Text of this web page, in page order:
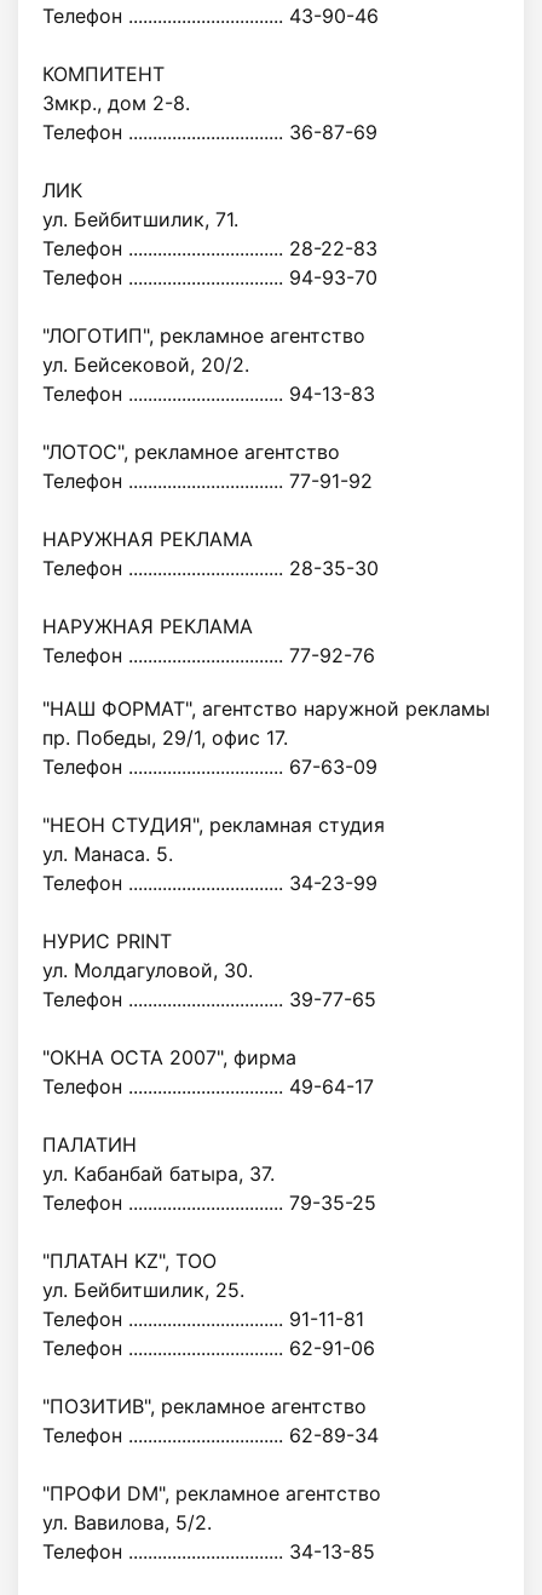
Телефон ................................ 43-90-46
КОМПИТЕНТ
Змкр., дом 2-8.
Телефон ................................ 36-87-69
ЛИК
ул. Бейбитшилик, 71.
Телефон ................................ 28-22-83
Телефон ................................ 94-93-70
"ЛОГОТИП", рекламное агентство
ул. Бейсековой, 20/2.
Телефон ................................ 94-13-83
"ЛОТОС", рекламное агентство
Телефон ................................ 77-91-92
НАРУЖНАЯ РЕКЛАМА
Телефон ................................ 28-35-30
НАРУЖНАЯ РЕКЛАМА
Телефон ................................ 77-92-76
"НАШ ФОРМАТ", агентство наружной рекламы
пр. Победы, 29/1, офис 17.
Телефон ................................ 67-63-09
"НЕОН СТУДИЯ", рекламная студия
ул. Манаса. 5.
Телефон ................................ 34-23-99
НУРИС PRINT
ул. Молдагуловой, 30.
Телефон ................................ 39-77-65
"ОКНА ОСТА 2007", фирма
Телефон ................................ 49-64-17
ПАЛАТИН
ул. Кабанбай батыра, 37.
Телефон ................................ 79-35-25
"ПЛАТАН KZ", ТОО
ул. Бейбитшилик, 25.
Телефон ................................ 91-11-81
Телефон ................................ 62-91-06
"ПОЗИТИВ", рекламное агентство
Телефон ................................ 62-89-34
"ПРОФИ DM", рекламное агентство
ул. Вавилова, 5/2.
Телефон ................................ 34-13-85